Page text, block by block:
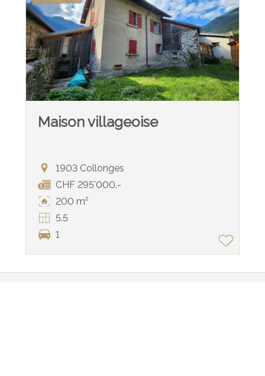
Maison villageoise
1903 Collonges
CHF 295'000.-
200 m²
5.5
1